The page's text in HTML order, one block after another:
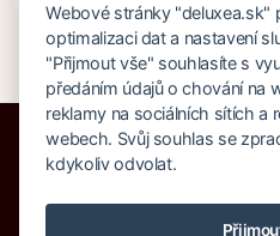
Poistenie proti
Webové stránky "deluxea.sk"
optimalizaci dat a nastavení
"Přijmout vše" souhlasíte s
předáním údajů o chování na
reklamy na sociálních sítích a
webech. Svůj souhlas se
kdykoliv odvolat.